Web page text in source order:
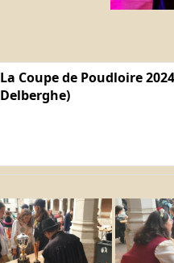
La Coupe de Poudloire
Delberghe)